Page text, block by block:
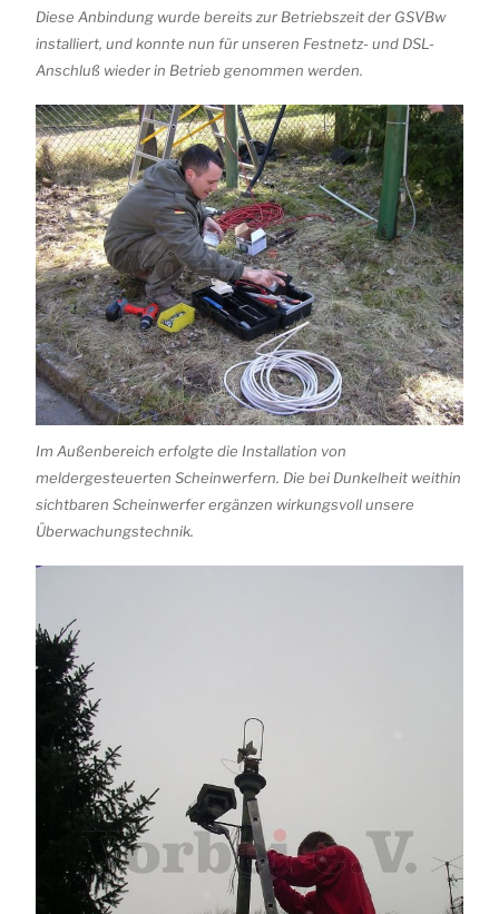
Diese Anbindung wurde bereits zur Betriebszeit der GSVBw
installiert, und konnte nun für unseren Festnetz- und DSL-
Anschluß wieder in Betrieb genommen werden.
Im Außenbereich erfolgte die Installation von
meldergesteuerten Scheinwerfern. Die bei Dunkelheit weithin
sichtbaren Scheinwerfer ergänzen wirkungsvoll unsere
Überwachungstechnik.